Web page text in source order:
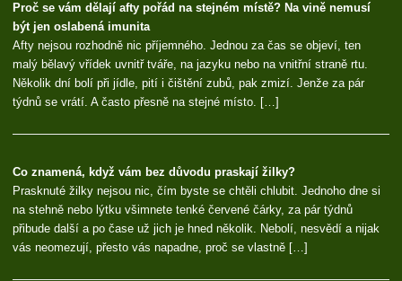
Proč se vám dělají afty pořád na stejném místě? Na vině nemusí
být jen oslabená imunita
Afty nejsou rozhodně nic příjemného. Jednou za čas se objeví, ten
malý bělavý vřídek uvnitř tváře, na jazyku nebo na vnitřní straně rtu.
Několik dní bolí při jídle, pití i čištění zubů, pak zmizí. Jenže za pár
týdnů se vrátí. A často přesně na stejné místo. […]
Co znamená, když vám bez důvodu praskají žilky?
Prasknuté žilky nejsou nic, čím byste se chtěli chlubit. Jednoho dne si
na stehně nebo lýtku všimnete tenké červené čárky, za pár týdnů
přibude další a po čase už jich je hned několik. Nebolí, nesvědí a nijak
vás neomezují, přesto vás napadne, proč se vlastně […]